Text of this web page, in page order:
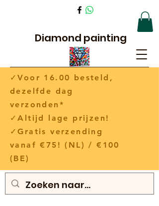
Diamond painting
✓Voor 16.00 besteld,
dezelfde dag
verzonden*
✓Altijd lage prijzen!
✓Gratis verzending
vanaf €75! (NL) / €100
(BE)